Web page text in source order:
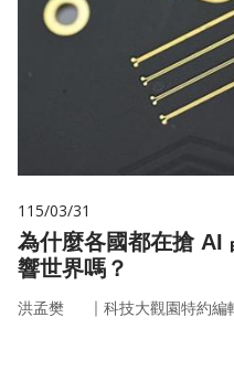
115/03/31
為什麼各國都在搶 AI
響世界嗎？
洪孟樊 ｜ 科技大觀園特約編